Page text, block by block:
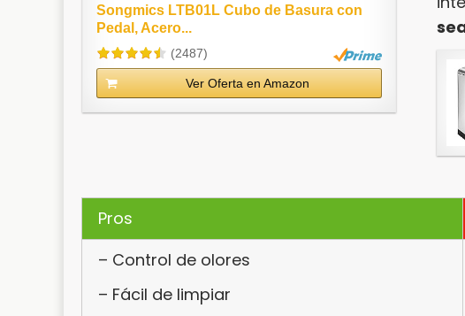
Songmics LTB01L Cubo de Basura con
Pedal, Acero...
(2487)
Ver Oferta en Amazon
Pros
– Control de olores
– Fácil de limpiar